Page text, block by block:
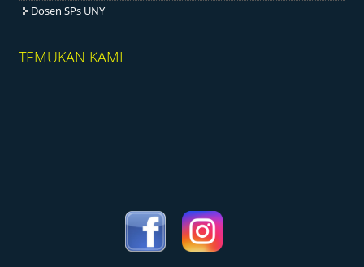
Dosen SPs UNY
TEMUKAN KAMI